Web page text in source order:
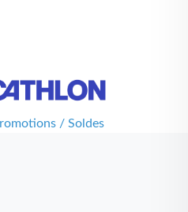
/ Soldes